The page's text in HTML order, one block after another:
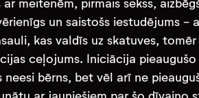
meitenēm, pirmais sekss,
un saistošs iestudējums -
kas valdīs uz skatuves,
ceļojums. Iniciācija
bērns, bet vēl arī ne